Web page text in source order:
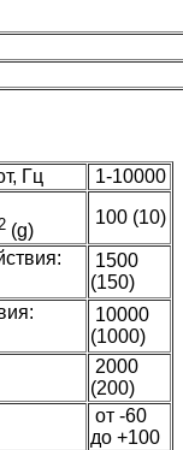
Гц
1-10000
(g)
100 (10)
1500
(150)
10000
(1000)
2000
(200)
от -60
до +100